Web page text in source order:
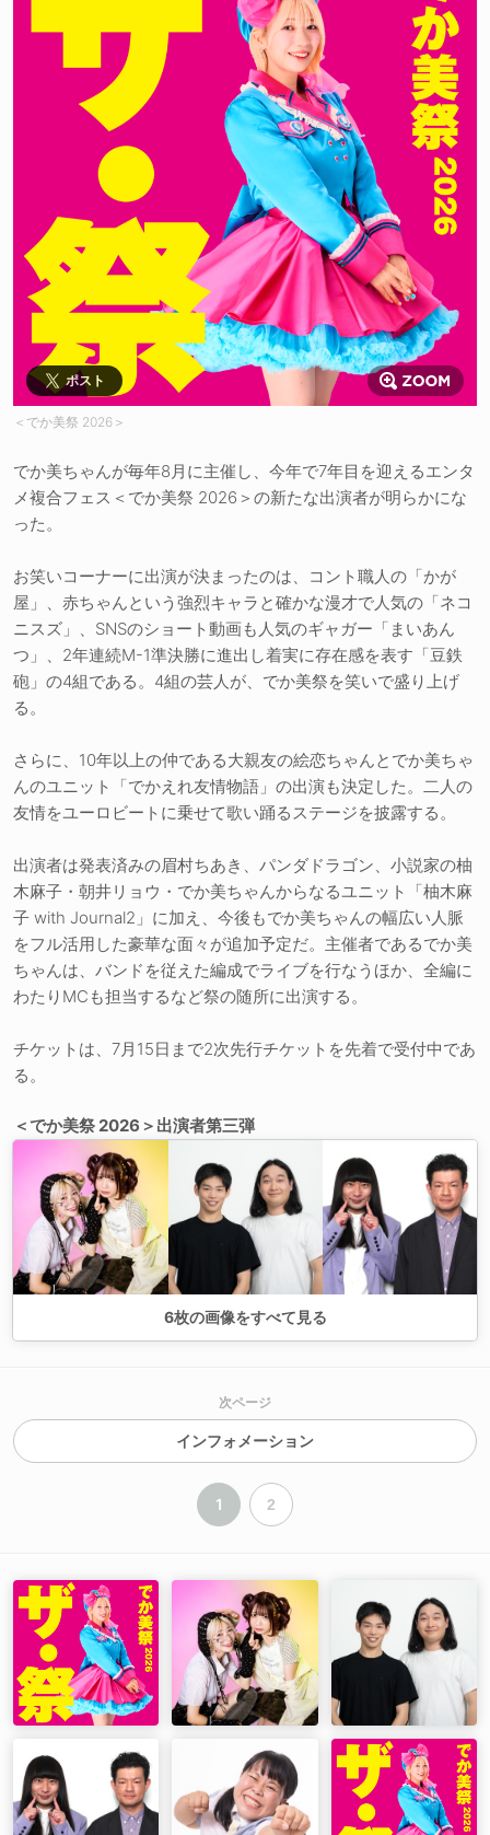
ポスト
＜でか美祭 2026＞
でか美ちゃんが毎年8月に主催し、今年で7年目を迎えるエンタ
メ複合フェス＜でか美祭 2026＞の新たな出演者が明らかにな
った。
お笑いコーナーに出演が決まったのは、コント職人の「かが
屋」、赤ちゃんという強烈キャラと確かな漫才で人気の「ネコ
ニスズ」、SNSのショート動画も人気のギャガー「まいあん
つ」、2年連続M-1準決勝に進出し着実に存在感を表す「豆鉄
砲」の4組である。4組の芸人が、でか美祭を笑いで盛り上げ
る。
さらに、10年以上の仲である大親友の絵恋ちゃんとでか美ちゃ
んのユニット「でかえれ友情物語」の出演も決定した。二人の
友情をユーロビートに乗せて歌い踊るステージを披露する。
出演者は発表済みの眉村ちあき、パンダドラゴン、小説家の柚
木麻子・朝井リョウ・でか美ちゃんからなるユニット「柚木麻
子 with Journal2」に加え、今後もでか美ちゃんの幅広い人脈
をフル活用した豪華な面々が追加予定だ。主催者であるでか美
ちゃんは、バンドを従えた編成でライブを行なうほか、全編に
わたりMCも担当するなど祭の随所に出演する。
チケットは、7月15日まで2次先行チケットを先着で受付中であ
る。
＜でか美祭 2026＞出演者第三弾
6枚の画像をすべて見る
次ページ
インフォメーション
1 2